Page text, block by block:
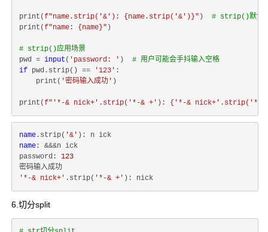
print(f"name.strip('&'): {name.strip( '&' )}" ) # strip()默认为
print(f"name: {name}" )
# strip()应用场景
pwd = input ( 'password: ' ) # 用户可能会手抖输入空格
if pwd.strip() == '123' :
    print(
'密码输入成功' )
print(f"'*-& nick+'.strip('*-& +'): { '*-& nick+' .strip( '*-
name .strip( '&'
name : &&&n ick
password: 123
'*-& nick+' .strip( '*-& +'
6.切分split